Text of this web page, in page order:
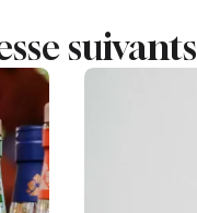
suivants